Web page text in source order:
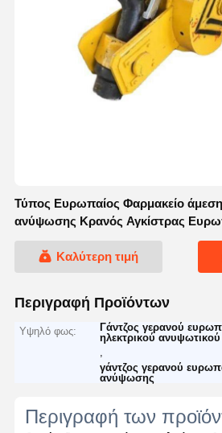
Τύπος Ευρωπαίος Φαρμακείο
ανύψωσης Κρανός Αγκίστρας
Ηλεκτρικός ανυψωτής Αγκίστρας
ΔιαστάσειςΚαλύτερη τιμή
Περιγραφή Προϊόντων
Υψηλό φως:
Γάντζος γερανού
ηλεκτρικού ανυψωτικού
γάντζος γερανού
ανύψωσης
Περιγραφή των